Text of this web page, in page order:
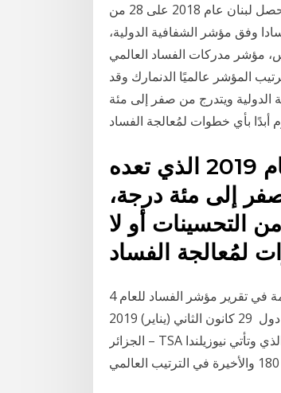
وبحسب مؤشر مدركات الفساد الذي تصدره منظمة الشفافية الدولية، حصل لبنان عام 2018 على 28 من
وفق مؤشر الشفافية الدولية،
مؤشر مدركات الفساد العالمي
العالم، وتصدر ترتيب المؤشر عالميًا الدنمارك وقد
منظمة الشفافية الدولية ويتدرج من صفر إلى مئة
أبدًا بأي خطوات لمُعالجة الفساد
وقد كشف مؤشر مدركات الفساد للعام 2019 الذي تعده
إلى مئة درجة،
التحسينات أو لا
لمُعالجة الفساد
4 نيسان (إبريل) 2013 إلى أنه بعد "مرور عشر سنوات احتل العراق ذيل القائمة في تقرير مؤشر الفساد للعام
2012 المنصرم، حيث جاء في التسلسل 169 كواحدة من أكثر عشر دول 29 كانون الثاني (يناير) 2019
الجزائر – TSA عربي: احتلت الجزائر المركز 105 في مؤشّر مدركات الفساد لعام 2018، الذي وتأتي نيوزيلندا